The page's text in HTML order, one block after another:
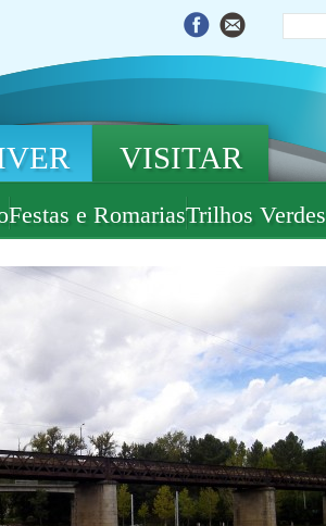
VISITAR
Festas e RomariasTrilhos Verdes